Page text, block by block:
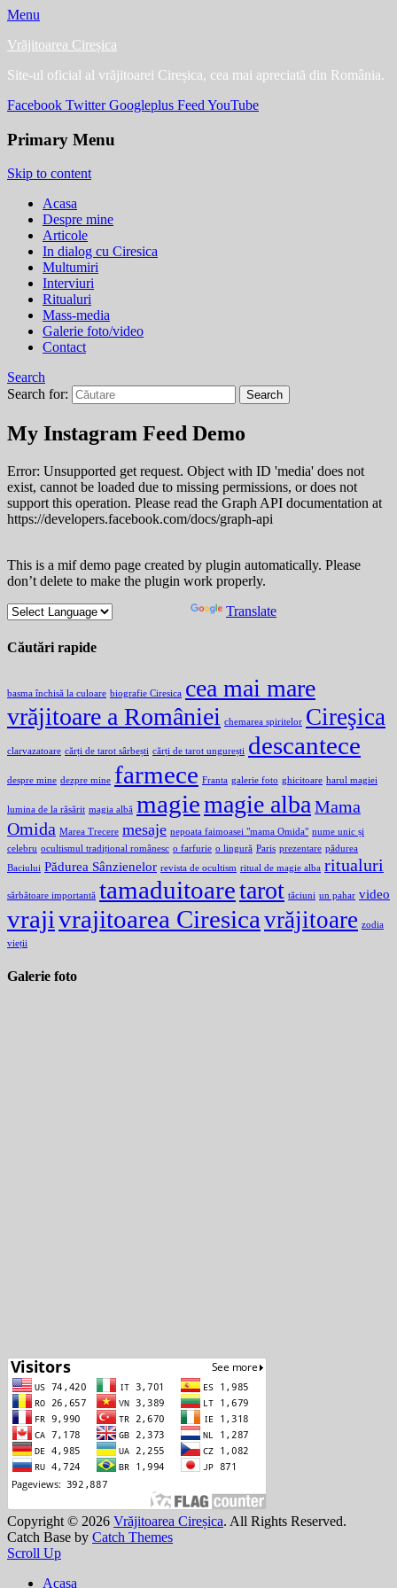
Menu
Vrăjitoarea Cireșica
Site-ul oficial al vrăjitoarei Cireșica, cea mai apreciată din România.
Facebook Twitter Googleplus Feed YouTube
Primary Menu
Skip to content
Acasa
Despre mine
Articole
In dialog cu Ciresica
Multumiri
Interviuri
Ritualuri
Mass-media
Galerie foto/video
Contact
Search
Search for:
My Instagram Feed Demo
Error: Unsupported get request. Object with ID 'media' does not
exist, cannot be loaded due to missing permissions, or does not
support this operation. Please read the Graph API documentation at
https://developers.facebook.com/docs/graph-api
This is a mif demo page created by plugin automatically. Please
don’t delete to make the plugin work properly.
Translate
Căutări rapide
basma închisă la culoare biografie Ciresica cea mai mare
vrăjitoare a României chemarea spiritelor Cireşica
clarvazatoare cărți de tarot sârbești cărți de tarot ungurești descantece
despre mine dezpre mine farmece Franta galerie foto ghicitoare harul magiei
lumina de la răsărit magia albă magiemagie alba Mama
Omida Marea Trecere mesaje nepoata faimoasei "mama Omida" nume unic și
celebru ocultismul tradițional românesc o farfurie o lingură Paris prezentare pădurea
Baciului Pădurea Sânzienelor revista de ocultism ritual de magie alba ritualuri
sărbătoare importantă tamaduitoaretarot tăciuni un pahar video
vrajivrajitoarea Ciresica vrăjitoare zodia
vieții
Galerie foto
Copyright © 2026 Vrăjitoarea Cireșica. All Rights Reserved.
Catch Base by Catch Themes
Scroll Up
Acasa